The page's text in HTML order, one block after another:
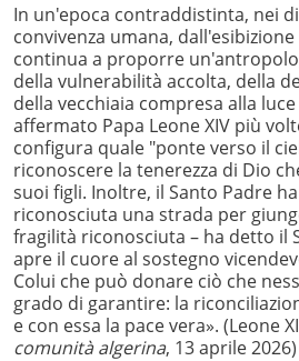
In un'epoca contraddistinta, nei
convivenza umana,
continua a proporre
della vulnerabilità accolta, della
della vecchiaia compresa alla
affermato Papa Leone XIV più
configura quale "ponte verso il
riconoscere la tenerezza di Dio
suoi figli. Inoltre, il Santo Padre
riconosciuta una strada per
fragilità riconosciuta – ha detto il
apre il cuore al sostegno
Colui che può donare ciò che
grado di garantire: la
e con essa la pace vera». (Leone
comunità algerina, 13 aprile 2026)